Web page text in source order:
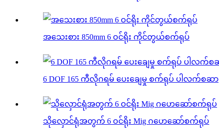
အသေးစား 850mm 6 ဝင်ရိုး ကိုင်တွယ်စက်ရုပ်
6 DOF 165 ကီလိုဂရမ် ပေးချေမှု စက်ရုပ် ပါလက်စဆာ
သိုလှောင်ရုံအတွက် 6 ဝင်ရိုး Mig ဂဟေဆော်စက်ရုပ်